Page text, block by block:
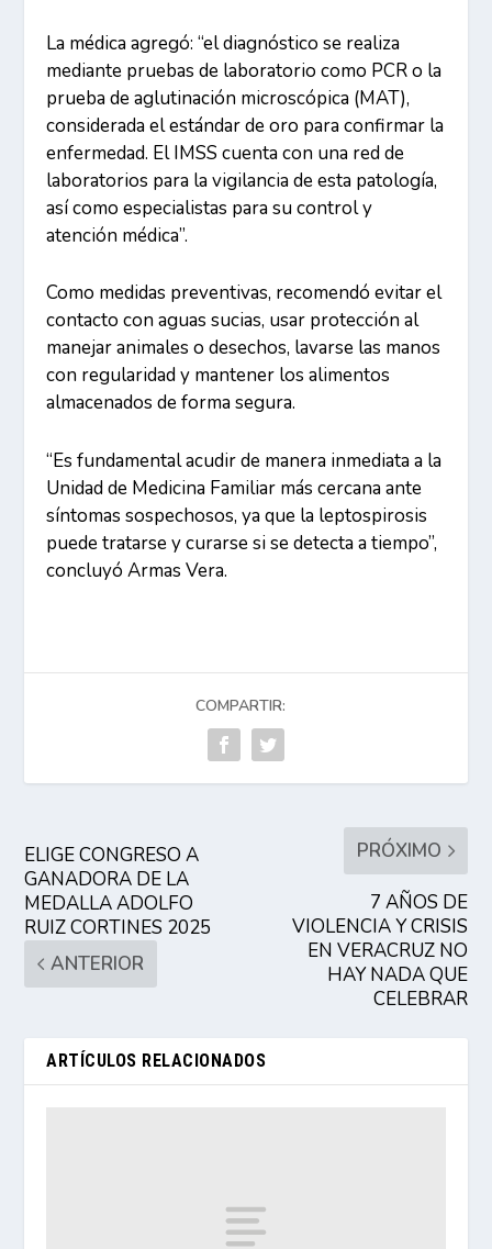
La médica agregó: “el diagnóstico se realiza
mediante pruebas de laboratorio como PCR o la
prueba de aglutinación microscópica (MAT),
considerada el estándar de oro para confirmar la
enfermedad. El IMSS cuenta con una red de
laboratorios para la vigilancia de esta patología,
así como especialistas para su control y
atención médica”.
Como medidas preventivas, recomendó evitar el
contacto con aguas sucias, usar protección al
manejar animales o desechos, lavarse las manos
con regularidad y mantener los alimentos
almacenados de forma segura.
“Es fundamental acudir de manera inmediata a la
Unidad de Medicina Familiar más cercana ante
síntomas sospechosos, ya que la leptospirosis
puede tratarse y curarse si se detecta a tiempo”,
concluyó Armas Vera.
COMPARTIR:
ELIGE CONGRESO A
GANADORA DE LA
MEDALLA ADOLFO
RUIZ CORTINES 2025
ANTERIOR
PRÓXIMO
7 AÑOS DE
VIOLENCIA Y CRISIS
EN VERACRUZ NO
HAY NADA QUE
CELEBRAR
ARTÍCULOS RELACIONADOS